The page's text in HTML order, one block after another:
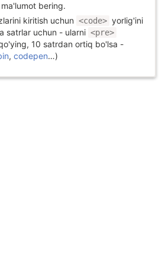
bering.
kiritish uchun <code> yorlig'ini
satrlar uchun - ularni <pre>
10 satrdan ortiq bo'lsa -
, codepen…)